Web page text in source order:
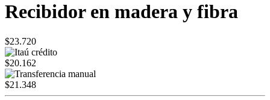
Recibidor en madera y fibra
$23.720
$20.162
$21.348